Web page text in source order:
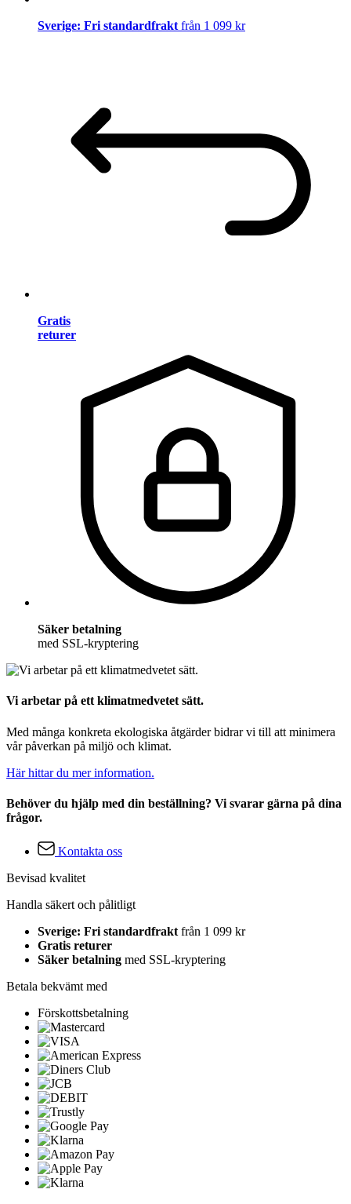
Sverige: Fri standardfrakt från 1 099 kr
Gratis
returer
Säker betalning
med SSL-kryptering
Vi arbetar på ett klimatmedvetet sätt.
Med många konkreta ekologiska åtgärder bidrar vi till att minimera
vår påverkan på miljö och klimat.
Här hittar du mer information.
Behöver du hjälp med din beställning? Vi svarar gärna på dina
frågor.
Kontakta oss
Bevisad kvalitet
Handla säkert och pålitligt
Sverige: Fri standardfrakt från 1 099 kr
Gratis returer
Säker betalning med SSL-kryptering
Betala bekvämt med
Förskottsbetalning